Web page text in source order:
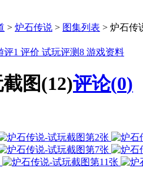
> 炉石传说 > 图集列表 > 炉石传
评1 评价 试玩评测8 游戏资料
图(12)评论(0)